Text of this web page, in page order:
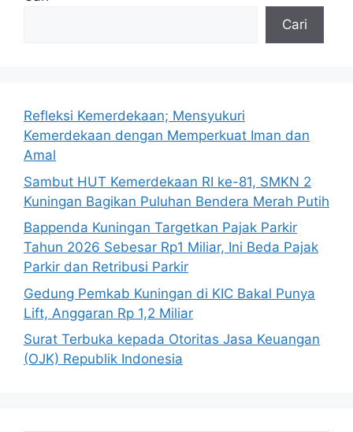
Cari
Refleksi Kemerdekaan; Mensyukuri
Kemerdekaan dengan Memperkuat Iman dan
Amal
Sambut HUT Kemerdekaan RI ke-81, SMKN 2
Kuningan Bagikan Puluhan Bendera Merah Putih
Bappenda Kuningan Targetkan Pajak Parkir
Tahun 2026 Sebesar Rp1 Miliar, Ini Beda Pajak
Parkir dan Retribusi Parkir
Gedung Pemkab Kuningan di KIC Bakal Punya
Lift, Anggaran Rp 1,2 Miliar
Surat Terbuka kepada Otoritas Jasa Keuangan
(OJK) Republik Indonesia